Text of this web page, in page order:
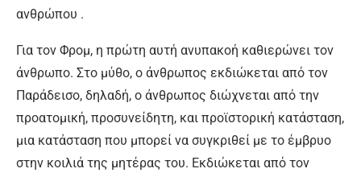
ανθρώπου .
Για τον Φρομ, η πρώτη αυτή ανυπακοή καθιερώνει τον
άνθρωπο. Στο μύθο, ο άνθρωπος εκδιώκεται από τον
Παράδεισο, δηλαδή, ο άνθρωπος διώχνεται από την
προατομική, προσυνείδητη, και προϊστορική κατάσταση,
μια κατάσταση που μπορεί να συγκριθεί με το έμβρυο
στην κοιλιά της μητέρας του. Εκδιώκεται από τον